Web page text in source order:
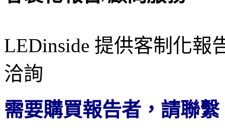
LEDinside 提供客制化報
洽詢
需要購買報告者，請聯繫